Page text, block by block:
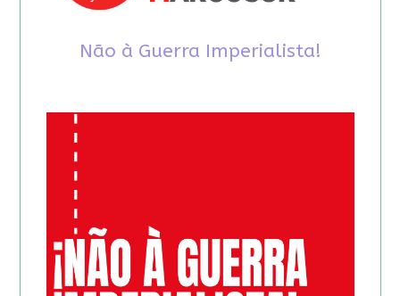
Não à Guerra Imperialista!